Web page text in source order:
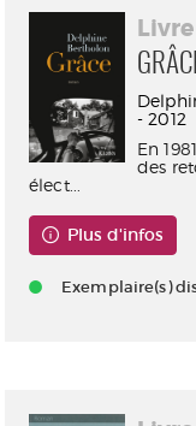
Livre
- 2012
En
des
élect...
Plus d'infos
Exemplaire(s)